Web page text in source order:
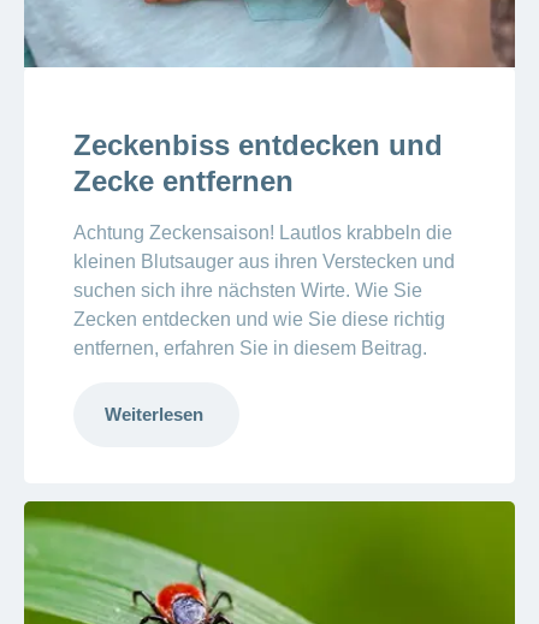
Zeckenbiss entdecken und
Zecke entfernen
Achtung Zeckensaison! Lautlos krabbeln die
kleinen Blutsauger aus ihren Verstecken und
suchen sich ihre nächsten Wirte. Wie Sie
Zecken entdecken und wie Sie diese richtig
entfernen, erfahren Sie in diesem Beitrag.
Weiterlesen